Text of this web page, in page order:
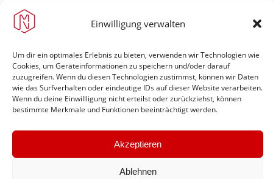
Einwilligung verwalten
Um dir ein optimales Erlebnis zu bieten, verwenden wir Technologien wie
Cookies, um Geräteinformationen zu speichern und/oder darauf
zuzugreifen. Wenn du diesen Technologien zustimmst, können wir Daten
wie das Surfverhalten oder eindeutige IDs auf dieser Website verarbeiten.
Wenn du deine Einwillligung nicht erteilst oder zurückziehst, können
bestimmte Merkmale und Funktionen beeinträchtigt werden.
Akzeptieren
Ablehnen
Feuerwehr Maring-Noviand
#immerda
Schnellinks